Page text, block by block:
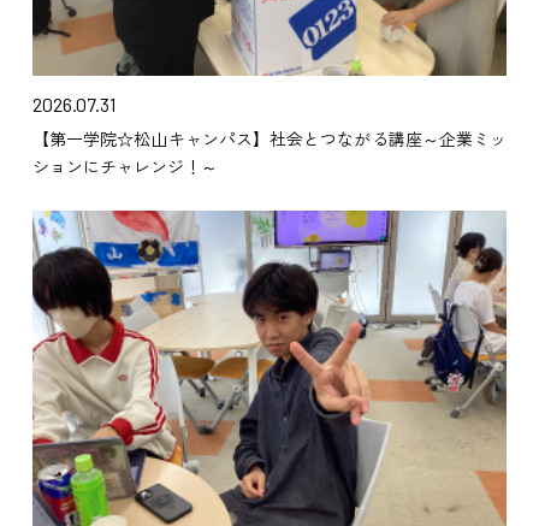
2026.07.31
【第一学院☆松山キャンパス】社会とつながる講座～企業ミッ
ションにチャレンジ！～